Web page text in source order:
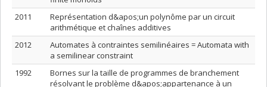
2011
Représentation d&apos;un polynôme par un circuit
arithmétique et chaînes additives
2012
Automates à contraintes semilinéaires = Automata with
a semilinear constraint
1992
Bornes sur la taille de programmes de branchement
résolvant le problème d&apos;appartenance à un